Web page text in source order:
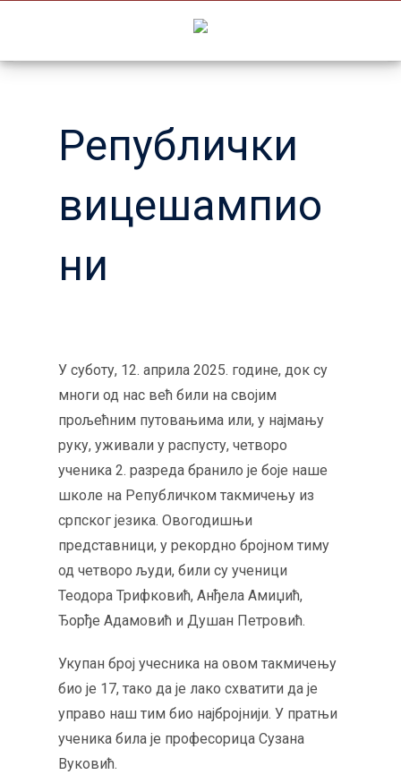
Републички
вицешампио
ни
У суботу, 12. априла 2025. године, док су
многи од нас већ били на својим
прољећним путовањима или, у најмању
руку, уживали у распусту, четворо
ученика 2. разреда бранило је боје наше
школе на Републичком такмичењу из
српског језика. Овогодишњи
представници, у рекордно бројном тиму
од четворо људи, били су ученици
Теодора Трифковић, Анђела Амиџић,
Ђорђе Адамовић и Душан Петровић.
Укупан број учесника на овом такмичењу
био је 17, тако да је лако схватити да је
управо наш тим био најбројнији. У пратњи
ученика била је професорица Сузана
Вуковић.